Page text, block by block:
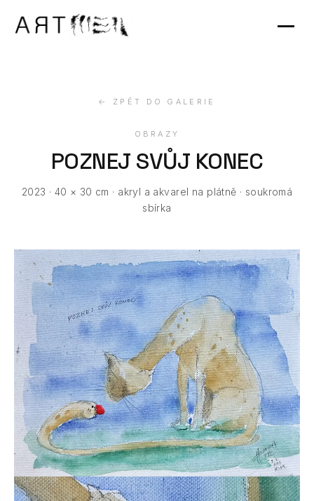
Výstavy
← ZPĚT DO GALERIE
OBRAZY
POZNEJ SVŮJ KONEC
2023 · 40 × 30 cm · akryl a akvarel na plátně · soukromá
sbírka